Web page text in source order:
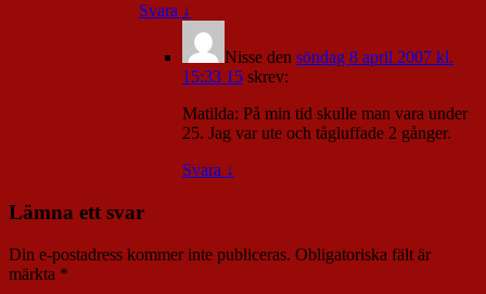
Svara ↓
Nisse den söndag 8 april 2007 kl.
15:33 15 skrev:
Matilda: På min tid skulle man vara under
25. Jag var ute och tågluffade 2 gånger.
Svara ↓
Lämna ett svar
Din e-postadress kommer inte publiceras. Obligatoriska fält är
märkta *